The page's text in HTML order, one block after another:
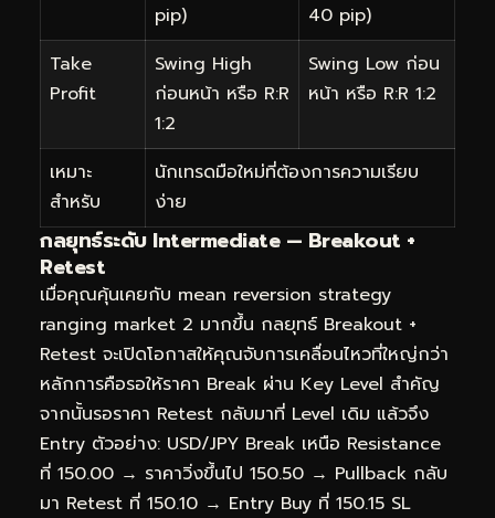
pip)
40 pip)
Take
Profit
Swing High
ก่อนหน้า หรือ R:R
1:2
Swing Low ก่อน
หน้า หรือ R:R 1:2
เหมาะ
สำหรับ
นักเทรดมือใหม่ที่ต้องการความเรียบ
ง่าย
กลยุทธ์ระดับ Intermediate — Breakout +
Retest
เมื่อคุณคุ้นเคยกับ mean reversion strategy
ranging market 2 มากขึ้น กลยุทธ์ Breakout +
Retest จะเปิดโอกาสให้คุณจับการเคลื่อนไหวที่ใหญ่กว่า
หลักการคือรอให้ราคา Break ผ่าน Key Level สำคัญ
จากนั้นรอราคา Retest กลับมาที่ Level เดิม แล้วจึง
Entry ตัวอย่าง: USD/JPY Break เหนือ Resistance
ที่ 150.00 → ราคาวิ่งขึ้นไป 150.50 → Pullback กลับ
มา Retest ที่ 150.10 → Entry Buy ที่ 150.15 SL